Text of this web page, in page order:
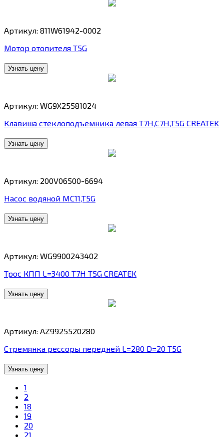
Артикул: 811W61942-0002
Мотор отопителя T5G
Узнать цену
Артикул: WG9X25581024
Клавиша стеклоподъемника левая T7H,C7H,T5G CREATEK
Узнать цену
Артикул: 200V06500-6694
Насос водяной MC11,T5G
Узнать цену
Артикул: WG9900243402
Трос КПП L=3400 T7H T5G CREATEK
Узнать цену
Артикул: AZ9925520280
Стремянка рессоры передней L=280 D=20 T5G
Узнать цену
1
2
18
19
20
21